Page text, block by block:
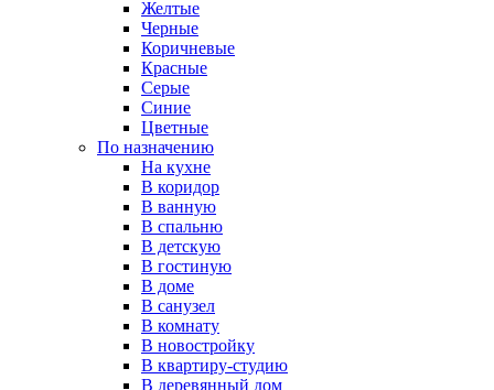
Желтые
Черные
Коричневые
Красные
Серые
Синие
Цветные
По назначению
На кухне
В коридор
В ванную
В спальню
В детскую
В гостиную
В доме
В санузел
В комнату
В новостройку
В квартиру-студию
В деревянный дом